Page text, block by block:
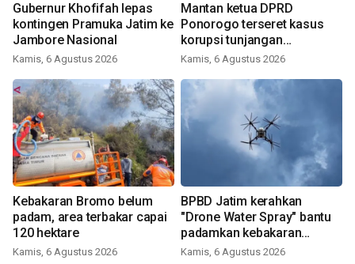
Gubernur Khofifah lepas
kontingen Pramuka Jatim ke
Jambore Nasional
Kamis, 6 Agustus 2026
Mantan ketua DPRD
Ponorogo terseret kasus
korupsi tunjangan
perumahan
Kamis, 6 Agustus 2026
Kebakaran Bromo belum
padam, area terbakar capai
120 hektare
Kamis, 6 Agustus 2026
BPBD Jatim kerahkan
"Drone Water Spray" bantu
padamkan kebakaran
Bromo
Kamis, 6 Agustus 2026